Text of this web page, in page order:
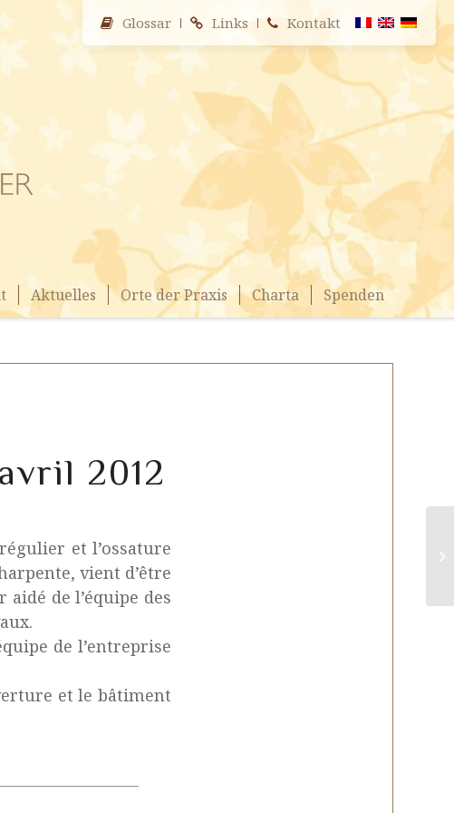
Glossar Links Kontakt
Aktuelles Orte der Praxis Charta Spenden
2012
et l’ossature
vient d’être
de l’équipe des
de l’entreprise
et le bâtiment